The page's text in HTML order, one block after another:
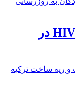
راهنمای مصرف داروهای HIV در